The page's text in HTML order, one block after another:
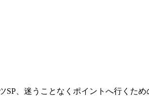
SP、迷うことなくポイントへ行くた